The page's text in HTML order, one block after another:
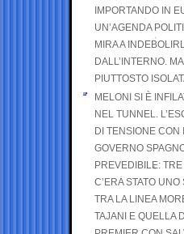
IMPORTANDO IN
UN’AGENDA
MIRA A
DALL’INTERNO.
PIUTTOSTO
MELONI SI È
NEL TUNNEL.
DI TENSIONE CON
GOVERNO
PREVEDIBILE: TRE
C’ERA STATO
TRA LA LINEA
TAJANI E QUELLA